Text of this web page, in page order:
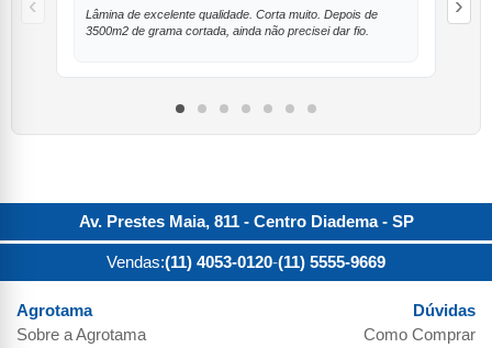
Lâmina de excelente qualidade. Corta muito. Depois de
3500m2 de grama cortada, ainda não precisei dar fio.
Av. Prestes Maia, 811 - Centro Diadema- SP
Vendas:(11) 4053-0120-(11) 5555-9669
Agrotama
Sobre aAgrotama
Dúvidas
Como Comprar